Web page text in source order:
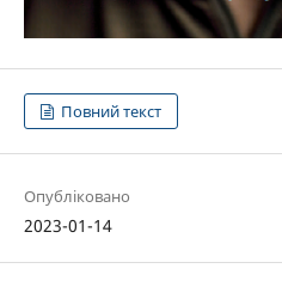
Повний текст
Опубліковано
2023-01-14